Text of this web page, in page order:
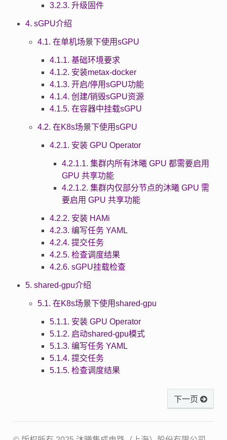
3.2.3. 升级固件
4. sGPU介绍
4.1. 在单机场景下使用sGPU
4.1.1. 基础环境要求
4.1.2. 安装metax-docker
4.1.3. 开启/停用sGPU功能
4.1.4. 创建/销毁sGPU资源
4.1.5. 在容器中挂载sGPU
4.2. 在K8s场景下使用sGPU
4.2.1. 安装 GPU Operator
4.2.1.1. 集群内所有沐曦 GPU 都需要启用
GPU 共享功能
4.2.1.2. 集群内仅部分节点的沐曦 GPU 需
要启用 GPU 共享功能
4.2.2. 安装 HAMi
4.2.3. 编写任务 YAML
4.2.4. 提交任务
4.2.5. 检查调度结果
4.2.6. sGPU挂载检查
5. shared-gpu介绍
5.1. 在K8s场景下使用shared-gpu
5.1.1. 安装 GPU Operator
5.1.2. 启动shared-gpu模式
5.1.3. 编写任务 YAML
5.1.4. 提交任务
5.1.5. 检查调度结果
下一页